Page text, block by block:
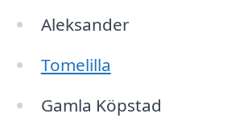
Aleksander
Tomelilla
Gamla Köpstad